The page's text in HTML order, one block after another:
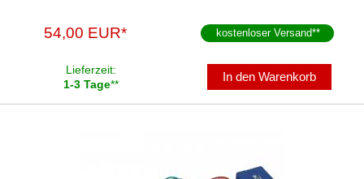
54,00 EUR* kostenloser Versand**
Lieferzeit:
1-3 Tage**
In den Warenkorb